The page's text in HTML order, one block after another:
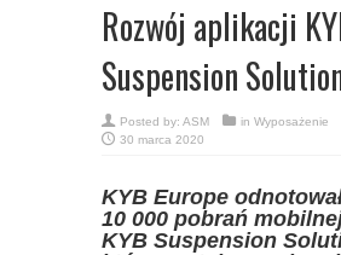
Rozwój aplikacji
Suspension
Posted by: ASM in Wyposażenie
30 marca 2020
KYB Europe
10 000 pobrań
KYB Suspension